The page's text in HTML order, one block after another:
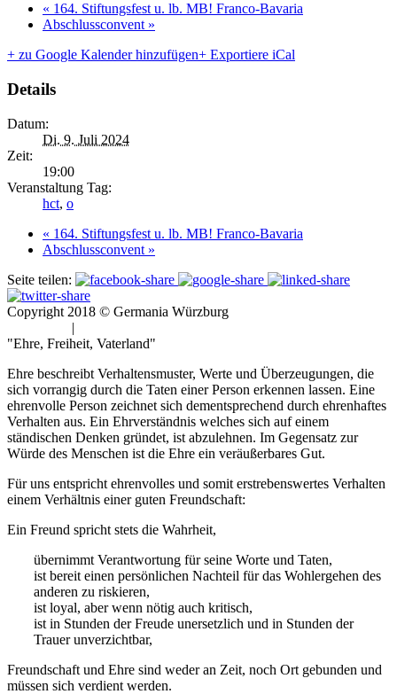
« 164. Stiftungsfest u. lb. MB! Franco-Bavaria
Abschlussconvent »
+ zu Google Kalender hinzufügen+ Exportiere iCal
Details
Datum:
Di. 9. Juli 2024
Zeit:
19:00
Veranstaltung Tag:
hct, o
« 164. Stiftungsfest u. lb. MB! Franco-Bavaria
Abschlussconvent »
Seite teilen:
Copyright 2018 © Germania Würzburg
|
"Ehre, Freiheit, Vaterland"
Ehre beschreibt Verhaltensmuster, Werte und Überzeugungen, die
sich vorrangig durch die Taten einer Person erkennen lassen. Eine
ehrenvolle Person zeichnet sich dementsprechend durch ehrenhaftes
Verhalten aus. Ein Ehrverständnis welches sich auf einem
ständischen Denken gründet, ist abzulehnen. Im Gegensatz zur
Würde des Menschen ist die Ehre ein veräußerbares Gut.
Für uns entspricht ehrenvolles und somit erstrebenswertes Verhalten
einem Verhältnis einer guten Freundschaft:
Ein Freund spricht stets die Wahrheit,
übernimmt Verantwortung für seine Worte und Taten,
ist bereit einen persönlichen Nachteil für das Wohlergehen des
anderen zu riskieren,
ist loyal, aber wenn nötig auch kritisch,
ist in Stunden der Freude unersetzlich und in Stunden der
Trauer unverzichtbar,
Freundschaft und Ehre sind weder an Zeit, noch Ort gebunden und
müssen sich verdient werden.